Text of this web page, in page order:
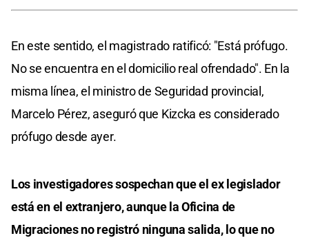
En este sentido, el magistrado ratificó: "Está prófugo.
No se encuentra en el domicilio real ofrendado". En la
misma línea, el ministro de Seguridad provincial,
Marcelo Pérez, aseguró que Kizcka es considerado
prófugo desde ayer.
Los investigadores sospechan que el ex legislador
está en el extranjero, aunque la Oficina de
Migraciones no registró ninguna salida, lo que no